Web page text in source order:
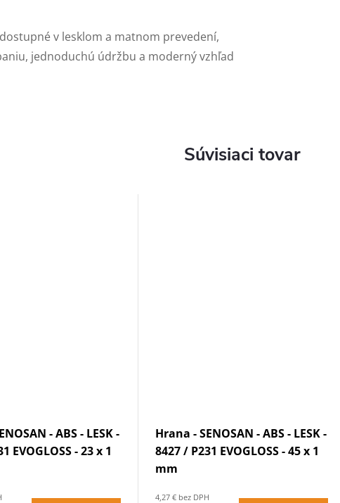
v lesklom a matnom prevedení,
jednoduchú údržbu a moderný vzhľad
Súvisiaci tovar
- ABS - LESK -
EVOGLOSS - 23 x 1
Hrana - SENOSAN - ABS - LESK -
8427 / P231 EVOGLOSS - 45 x 1
mm
4,27 € bez DPH